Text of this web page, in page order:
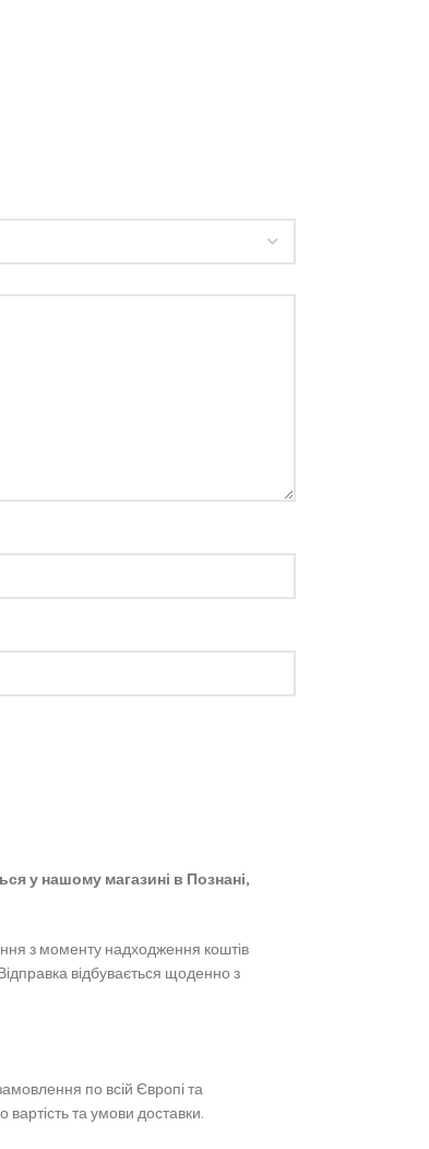
у нашому магазині в Познані,
з моменту надходження коштів
відбувається щоденно з
по всій Європі та
та умови доставки.